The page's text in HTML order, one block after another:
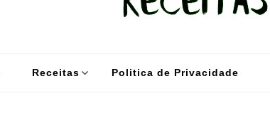
Receitas Politica de Privacidade